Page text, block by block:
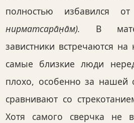
полностью избавился
нирматсара̄н̣а̄м). В
завистники встречаются
самые близкие люди
плохо, особенно за нашей
сравнивают со
Хотя самого сверчка не